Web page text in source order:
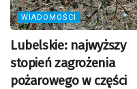
WIADOMOŚCI
Lubelskie: najwyższy
stopień zagrożenia
pożarowego w części